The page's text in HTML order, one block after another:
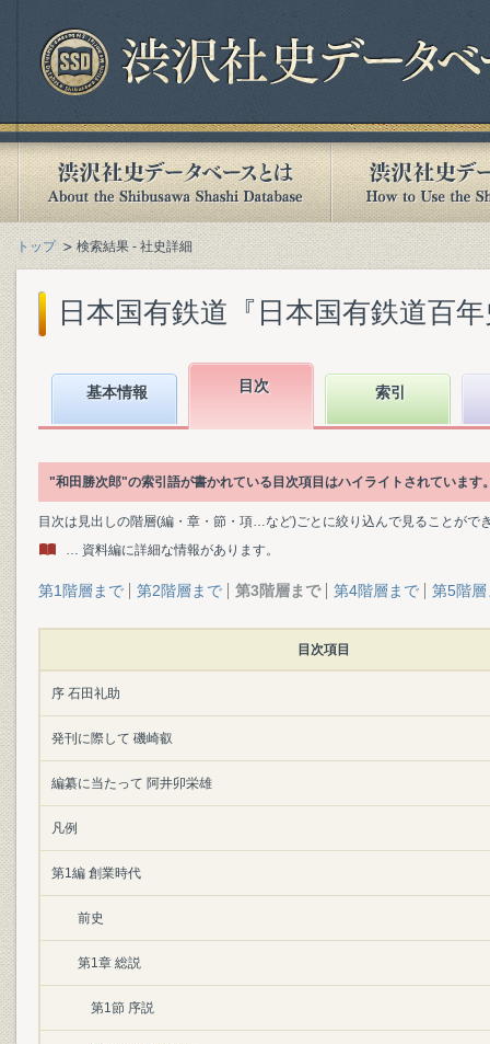
トップ 検索結果 - 社史詳細
日本国有鉄道『日本国有鉄道百
基本情報 目次 索引
"和田勝次郎"の索引語が書かれている目次項目はハイライトされています
目次は見出しの階層(編・章・節・項…など)ごとに絞り込んで見ることがで
… 資料編に詳細な情報があります。
第1階層まで 第2階層まで 第3階層まで 第4階層まで 第5階層
目次項目
序 石田礼助
発刊に際して 磯崎叡
編纂に当たって 阿井卯栄雄
凡例
第1編 創業時代
前史
第1章 総説
第1節 序説